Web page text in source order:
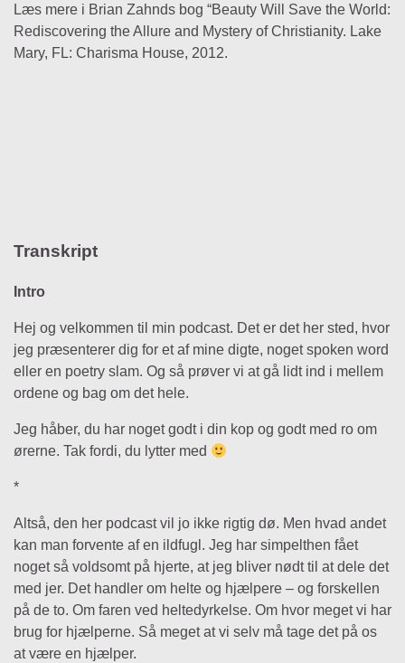
Læs mere i Brian Zahnds bog “Beauty Will Save the World:
Rediscovering the Allure and Mystery of Christianity. Lake
Mary, FL: Charisma House, 2012.
Transkript
Intro
Hej og velkommen til min podcast. Det er det her sted, hvor
jeg præsenterer dig for et af mine digte, noget spoken word
eller en poetry slam. Og så prøver vi at gå lidt ind i mellem
ordene og bag om det hele.
Jeg håber, du har noget godt i din kop og godt med ro om
ørerne. Tak fordi, du lytter med
*
Altså, den her podcast vil jo ikke rigtig dø. Men hvad andet
kan man forvente af en ildfugl. Jeg har simpelthen fået
noget så voldsomt på hjerte, at jeg bliver nødt til at dele det
med jer. Det handler om helte og hjælpere – og forskellen
på de to. Om faren ved heltedyrkelse. Om hvor meget vi har
brug for hjælperne. Så meget at vi selv må tage det på os
at være en hjælper.